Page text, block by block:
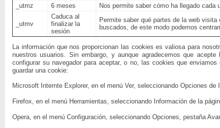
_utmz
6 meses Nos permite saber cómo ha llegado cada
_utmv
Caduca al
finalizar la
sesión
Permite saber qué partes de la web
buscados, de este modo podemos
La información que nos proporcionan las cookies es valiosa para
nuestros usuarios. Sin embargo, y aunque agradecemos que
configurar su navegador para aceptar, o no, las cookies que
guardar una cookie:
Microsoft Internte Explorer, en el menú Ver, seleccionando Opciones
Firefox, en el menú Herramientas, seleccionando Información de la
Opera, en el menú Configuración, seleccionando Opciones, pestaña